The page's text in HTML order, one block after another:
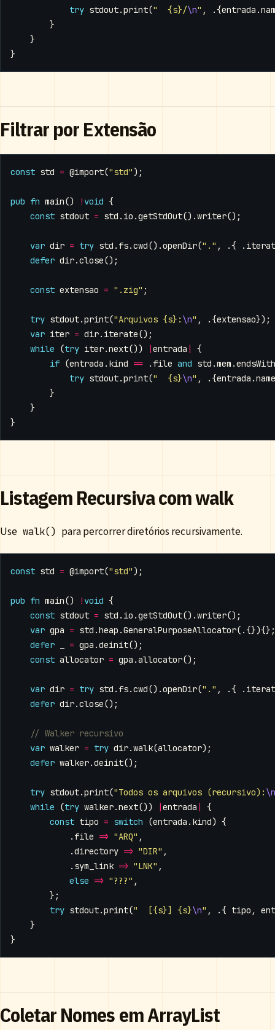
try stdout.print("  {s}/\n" , .{entrada .
}
}
}
Filtrar por Extensão
const std = @import("std" );
pub fn main() ! void {
const stdout = std . io .getStdOut().writer();
var dir = try std . fs.cwd().openDir("." , .{ .
defer dir.close();
const extensao = ".zig" ;
try stdout.print("Arquivos {s}: \n" , .{extensao});
var iter = dir. iterate();
while
(try iter.next()) entrada
{
if (entrada . kind == . file and std .mem .endsWith
try stdout.print("  {s}\n" , .{entrada .name
}
}
}
Listagem Recursiva com walk
Use walk() para percorrer diretórios recursivamente.
const std = @import("std");
pub fn main() ! void {
const stdout = std . io .getStdOut().writer();
var gpa = std .heap .GeneralPurposeAllocator(.{}){};
defer
= gpa .deinit();
const allocator = gpa .allocator();
var dir = try std . fs.cwd().openDir("." , .{ .
defer dir.close();
var walker = try dir.walk(allocator);
defer walker.deinit();
try stdout.print("Todos os arquivos (recursivo): \n
while
(try walker.next()) |entrada |
{
const tipo = switch (entrada . kind) {
. file => "ARQ" ,
.directory => "DIR" ,
. sym_link => "LNK" ,
else => "???" ,
};
try stdout.print("  [{s}] {s}\n" , .{ tipo ,
}
}
Coletar Nomes em ArrayList